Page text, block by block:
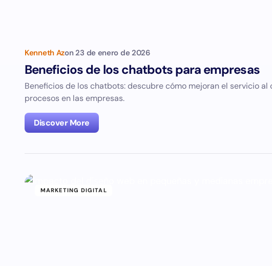
Kenneth Azon 23 de enero de 2026
Beneficios de los chatbots para empresas
Beneficios de los chatbots: descubre cómo mejoran el servicio
procesos en las empresas.
Discover More
MARKETING DIGITAL